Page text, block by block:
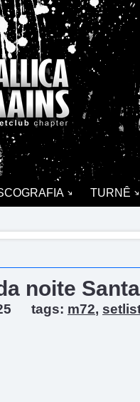
TURNÊ
nosso fórum
noite
tags: m72,